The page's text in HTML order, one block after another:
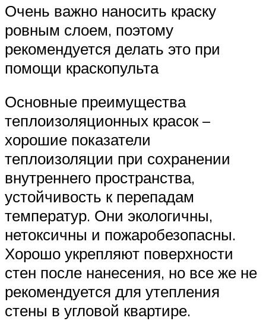
Очень важно наносить краску
ровным слоем, поэтому
рекомендуется делать это при
помощи краскопульта
Основные преимущества
теплоизоляционных красок –
хорошие показатели
теплоизоляции при сохранении
внутреннего пространства,
устойчивость к перепадам
температур. Они экологичны,
нетоксичны и пожаробезопасны.
Хорошо укрепляют поверхности
стен после нанесения, но все же не
рекомендуется для утепления
стены в угловой квартире.